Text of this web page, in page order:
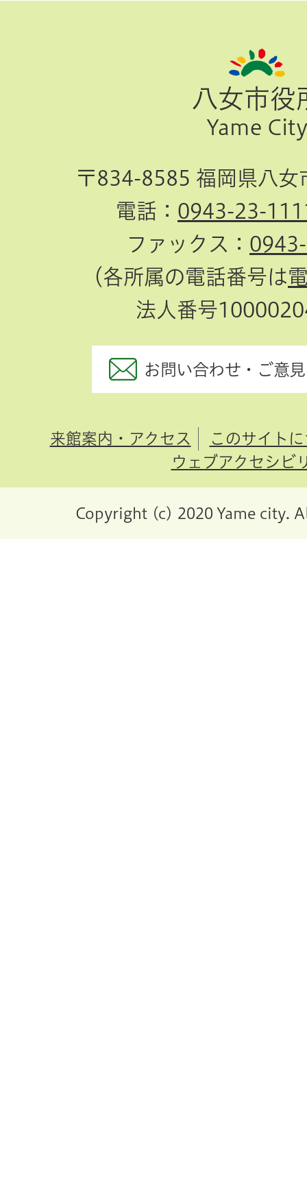
八女市役
Yame City
〒834-8585 福岡県八女
電話： 0943-23-
ファックス：
（各所属の電話番号は
法人番号
お問い合わせ・ご意
来館案内・アクセス
このサイト
ウェブアクセシビ
Copyright (c) 2020 Yame city.